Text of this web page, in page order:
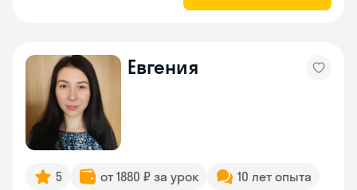
Евгения
5 от 1880 ₽ за урок
10 лет опыта